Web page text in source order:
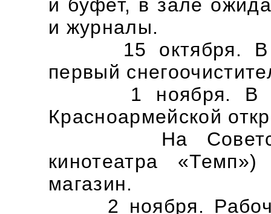
и буфет, в зале
и журналы.
15 октября. В
первый
1 ноября. В
Красноармейской
На Советском
кинотеатра
магазин.
2 ноября.